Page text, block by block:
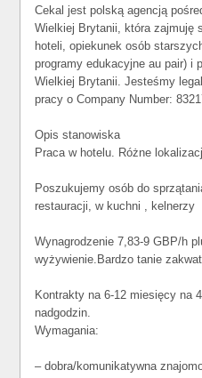
Cekal jest polską agencją
Wielkiej Brytanii, która zajmuję
hoteli, opiekunek osób
programy edukacyjne au pair) i
Wielkiej Brytanii. Jesteśmy
pracy o Company Number:
Opis stanowiska
Praca w hotelu. Różne
Poszukujemy osób do
restauracji, w kuchni , kelnerzy
Wynagrodzenie 7,83-9 GBP/h
wyżywienie.Bardzo tanie
Kontrakty na 6-12 miesięcy na
nadgodzin.
Wymagania:
– dobra/komunikatywna